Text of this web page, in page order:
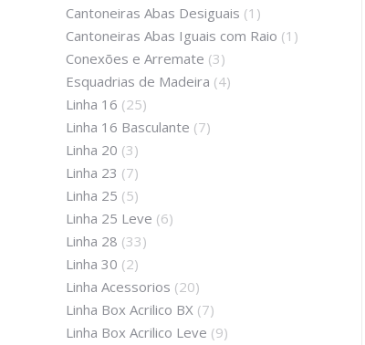
Cantoneiras Abas Desiguais (1)
Cantoneiras Abas Iguais com Raio (1)
Conexões e Arremate (3)
Esquadrias de Madeira (4)
Linha 16 (25)
Linha 16 Basculante (7)
Linha 20 (3)
Linha 23 (7)
Linha 25 (5)
Linha 25 Leve (6)
Linha 28 (33)
Linha 30 (2)
Linha Acessorios (20)
Linha Box Acrilico BX (7)
Linha Box Acrilico Leve (9)